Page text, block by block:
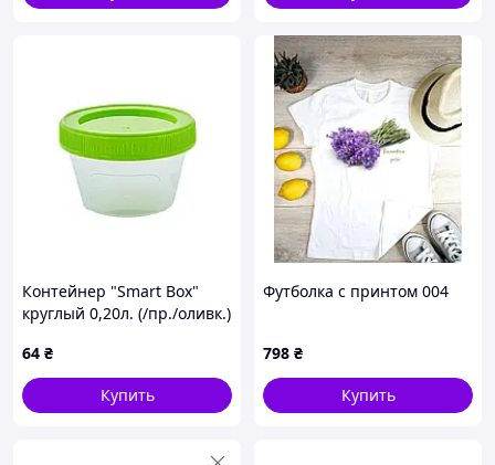
Контейнер "Smart Box"
круглый 0,20л. (/пр./оливк.)
64 ₴
Купить
Футболка с принтом 004
798 ₴
Купить